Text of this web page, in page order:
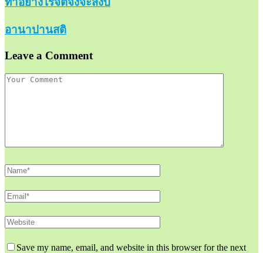
อานาปานสติ
Leave a Comment
Save my name, email, and website in this browser for the next